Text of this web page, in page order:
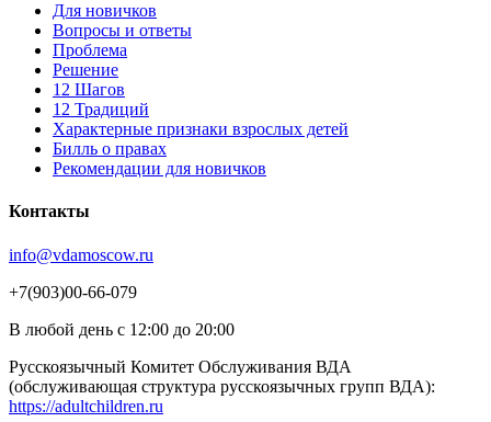
Для новичков
Вопросы и ответы
Проблема
Решение
12 Шагов
12 Традиций
Xарактерные признаки взрослых детей
Билль о правах
Рекомендации для новичков
Контакты
info@vdamoscow.ru
+7(903)00-66-079
В любой день с 12:00 до 20:00
Русскоязычный Комитет Обслуживания ВДА
(обслуживающая структура русскоязычных групп ВДА):
https://adultchildren.ru